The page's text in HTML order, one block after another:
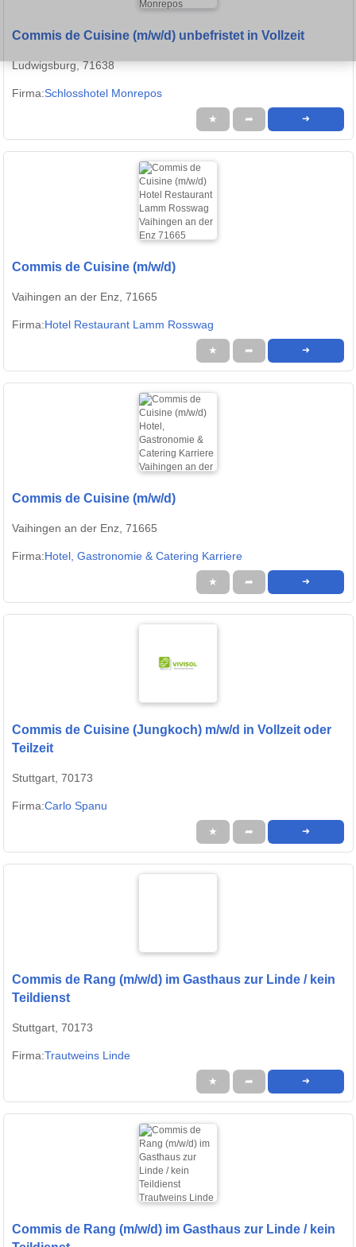
Commis de Cuisine (m/w/d) unbefristet in Vollzeit
Ludwigsburg, 71638
Firma:Schlosshotel Monrepos
★ ➦ ➜
Commis de Cuisine (m/w/d)
Vaihingen an der Enz, 71665
Firma:Hotel Restaurant Lamm Rosswag
★ ➦ ➜
Commis de Cuisine (m/w/d)
Vaihingen an der Enz, 71665
Firma:Hotel, Gastronomie & Catering Karriere
★ ➦ ➜
Commis de Cuisine (Jungkoch) m/w/d in Vollzeit oder
Teilzeit
Stuttgart, 70173
Firma:Carlo Spanu
★ ➦ ➜
Commis de Rang (m/w/d) im Gasthaus zur Linde / kein
Teildienst
Stuttgart, 70173
Firma:Trautweins Linde
★ ➦ ➜
Commis de Rang (m/w/d) im Gasthaus zur Linde / kein